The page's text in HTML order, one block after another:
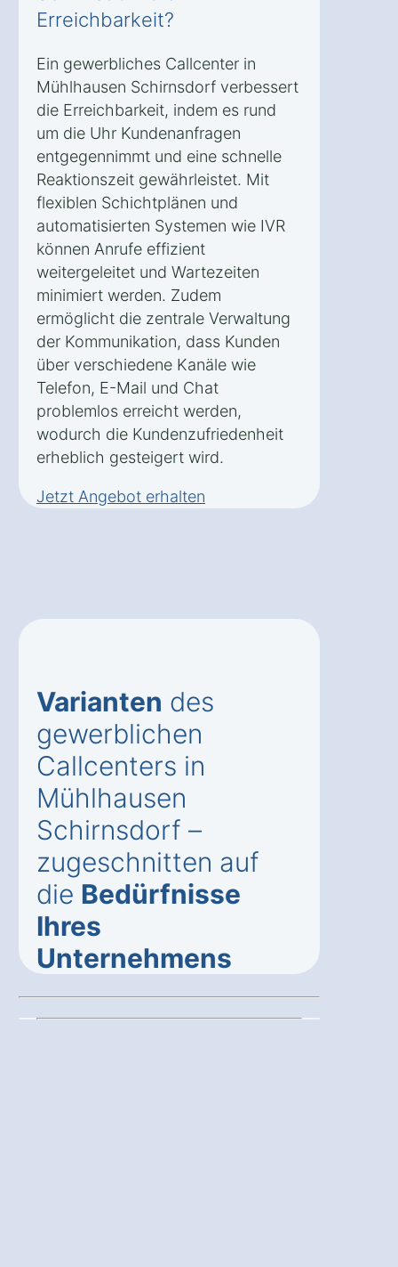
Erreichbarkeit?
Ein gewerbliches Callcenter in
Mühlhausen Schirnsdorf verbessert
die Erreichbarkeit, indem es rund
um die Uhr Kundenanfragen
entgegennimmt und eine schnelle
Reaktionszeit gewährleistet. Mit
flexiblen Schichtplänen und
automatisierten Systemen wie IVR
können Anrufe effizient
weitergeleitet und Wartezeiten
minimiert werden. Zudem
ermöglicht die zentrale Verwaltung
der Kommunikation, dass Kunden
über verschiedene Kanäle wie
Telefon, E-Mail und Chat
problemlos erreicht werden,
wodurch die Kundenzufriedenheit
erheblich gesteigert wird.
Jetzt Angebot erhalten
Varianten des
gewerblichen
Callcenters in
Mühlhausen
Schirnsdorf –
zugeschnitten auf
die Bedürfnisse
Ihres
Unternehmens